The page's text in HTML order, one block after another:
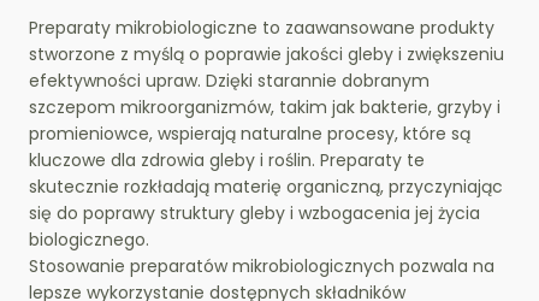
Preparaty mikrobiologiczne to zaawansowane produkty
stworzone z myślą o poprawie jakości gleby i zwiększeniu
efektywności upraw. Dzięki starannie dobranym
szczepom mikroorganizmów, takim jak bakterie, grzyby i
promieniowce, wspierają naturalne procesy, które są
kluczowe dla zdrowia gleby i roślin. Preparaty te
skutecznie rozkładają materię organiczną, przyczyniając
się do poprawy struktury gleby i wzbogacenia jej życia
biologicznego.
Stosowanie preparatów mikrobiologicznych pozwala na
lepsze wykorzystanie dostępnych składników